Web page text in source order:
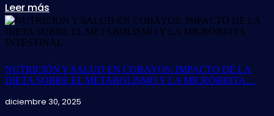
Leer más
NUTRICIÓN Y SALUD EN COBAYOS: IMPACTO DE LA
DIETA SOBRE EL METABOLISMO Y LA MICROBIOTA…
diciembre 30, 2025